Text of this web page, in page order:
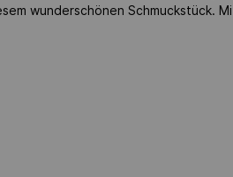
wunderschönen Schmuckstück.